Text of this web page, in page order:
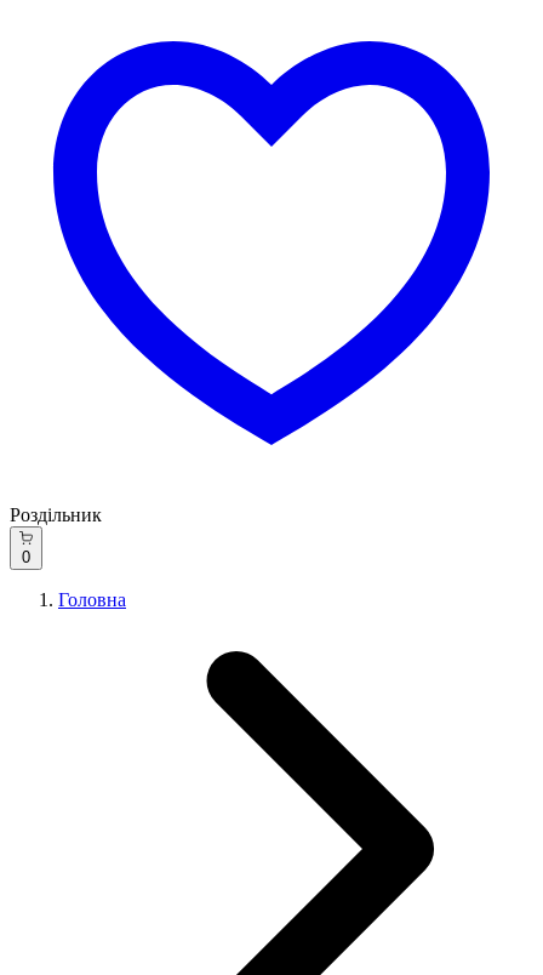
Роздільник
0
Головна